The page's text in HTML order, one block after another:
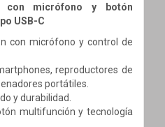
con micrófono y botón
USB-C
con micrófono y control de
reproductores de
portátiles.
y durabilidad.
multifunción y tecnología